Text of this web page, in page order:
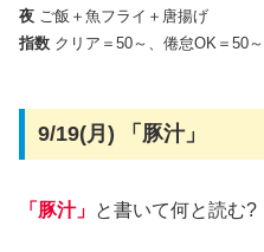
夜 ご飯＋魚フライ＋唐揚げ
指数 クリア＝50～、倦怠OK＝50
9/19(月) 「豚汁」
「豚汁」 と書いて何と読む?